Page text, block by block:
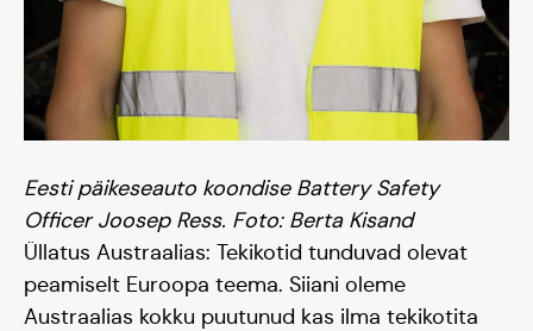
Hooaeg II 22/23
Hooaeg III 24/25
Eesti päikeseauto koondise Battery Safety
Officer Joosep Ress. Foto: Berta Kisand
Üllatus Austraalias: Tekikotid tunduvad olevat
peamiselt Euroopa teema. Siiani oleme
Austraalias kokku puutunud kas ilma tekikotita